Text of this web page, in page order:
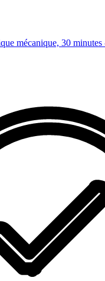
mécanique, 30 minutes